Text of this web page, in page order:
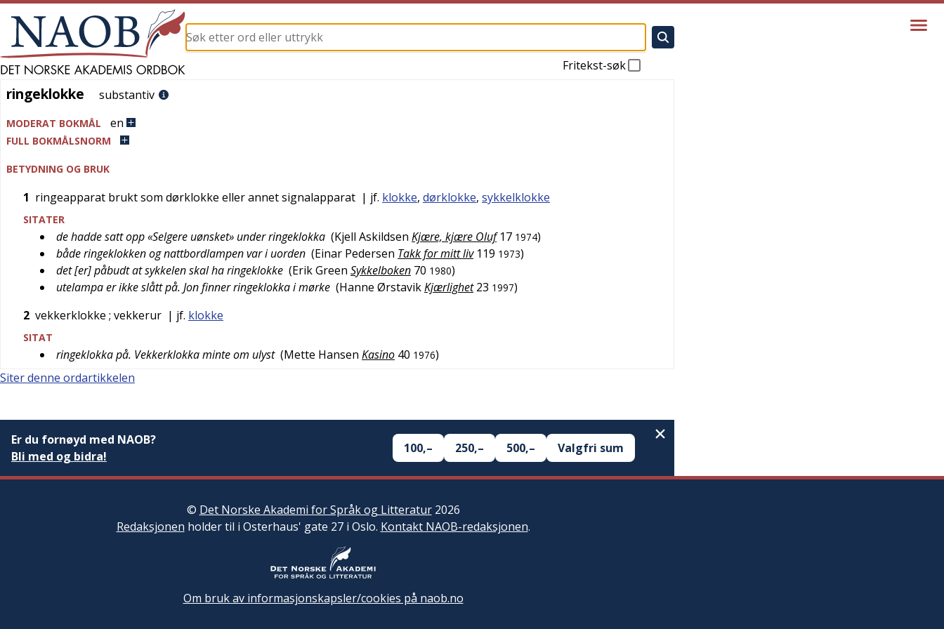
Fritekst-søk
ringeklokke
ringeklokke substantiv
MODERAT BOKMÅL en
FULL BOKMÅLSNORM
BETYDNING OG BRUK
1 ringeapparat brukt som dørklokke eller annet signalapparat | jf. klokke, dørklokke, sykkelklokke
SITATER
de hadde satt opp «Selgere uønsket» under ringeklokka (Kjell Askildsen Kjære, kjære Oluf 17 1974)
både ringeklokken og nattbordlampen var i uorden (Einar Pedersen Takk for mitt liv 119 1973)
det [er] påbudt at sykkelen skal ha ringeklokke (Erik Green Sykkelboken 70 1980)
utelampa er ikke slått på. Jon finner ringeklokka i mørke (Hanne ØrstavikKjærlighet 23 1997)
2 vekkerklokke ; vekkerur | jf. klokke
SITAT
ringeklokka på. Vekkerklokka minte om ulyst (Mette Hansen Kasino 40 1976)
Siter denne ordartikkelen
Er du fornøyd med NAOB?
Bli med og bidra!
100,– 250,– 500,– Valgfri sum
© Det Norske Akademi for Språk og Litteratur2026
Redaksjonen holder til i Osterhaus' gate 27 i Oslo. Kontakt NAOB-redaksjonen.
Om bruk av informasjonskapsler/cookies på naob.no